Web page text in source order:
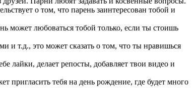
о том, что парень заинтересован тобой и
может любоваться тобой только, если ты стоишь
и т.д., это может сказать о том, что ты нравишься
лайки, делает репосты, добавляет твои видео и
пригласить тебя на день рождение, где будет много